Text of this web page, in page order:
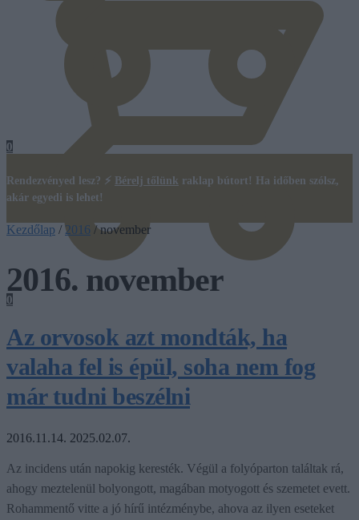
0
0
Rendezvényed lesz? ⚡ Bérelj tőlünk raklap bútort! Ha időben szólsz,
akár egyedi is lehet!
Kezdőlap / 2016 /november
2016. november
Az orvosok azt mondták, ha
valaha fel is épül, soha nem fog
már tudni beszélni
2016.11.14. 2025.02.07.
Az incidens után napokig keresték. Végül a folyóparton találtak rá,
ahogy meztelenül bolyongott, magában motyogott és szemetet evett.
Rohammentő vitte a jó hírű intézménybe, ahova az ilyen eseteket